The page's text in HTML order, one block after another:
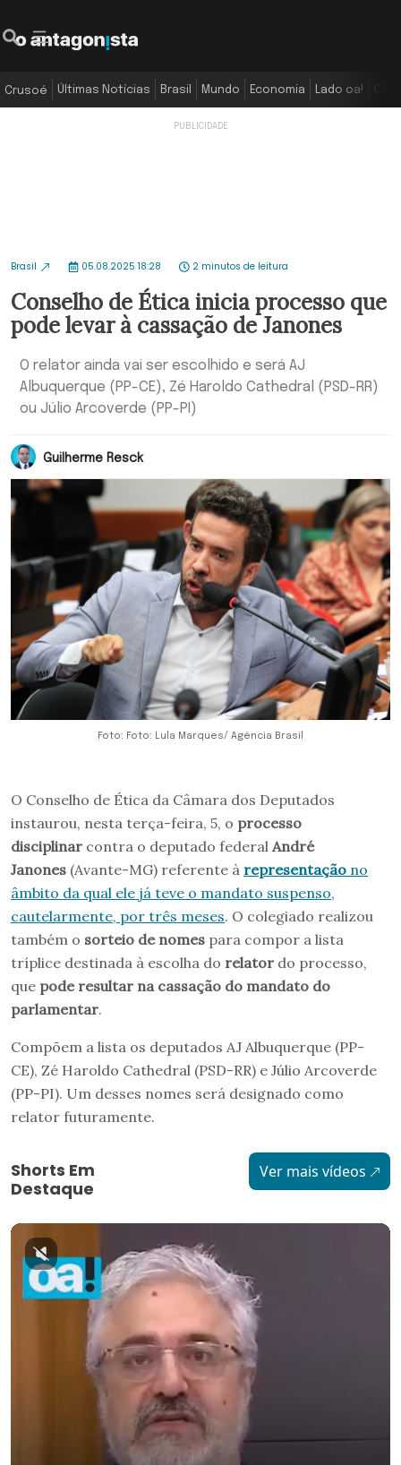
Crusoé Últimas Notícias Brasil Mundo Economia Lado oa!
Brasil 05.08.2025 18:28 2 minutos de leitura
Conselho de Ética inicia processo que
pode levar à cassação de Janones
O relator ainda vai ser escolhido e será AJ
Albuquerque (PP-CE), Zé Haroldo Cathedral (PSD-RR)
ou Júlio Arcoverde (PP-PI)
Guilherme Resck
Foto: Foto: Lula Marques/ Agência Brasil
O Conselho de Ética da Câmara dos Deputados
instaurou, nesta terça-feira, 5, o processo
disciplinar contra o deputado federal André
Janones (Avante-MG) referente à representação no
âmbito da qual ele já teve o mandato suspenso,
cautelarmente, por três meses. O colegiado realizou
também o sorteio de nomes para compor a lista
tríplice destinada à escolha do relator do processo,
que pode resultar na cassação do mandato do
parlamentar.
Compõem a lista os deputados AJ Albuquerque (PP-
CE), Zé Haroldo Cathedral (PSD-RR) e Júlio Arcoverde
(PP-PI). Um desses nomes será designado como
relator futuramente.
Shorts Em
Destaque
Ver mais vídeos